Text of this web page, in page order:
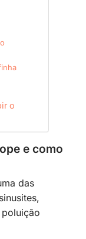
o
e como
das